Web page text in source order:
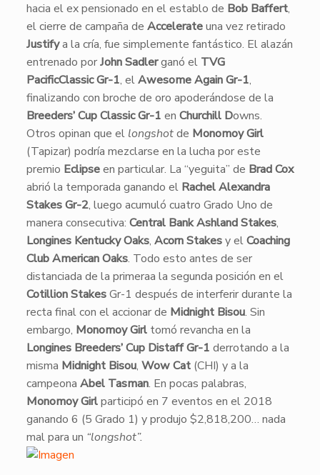
hacia el ex pensionado en el establo de Bob Baffert,
el cierre de campaña de Accelerateuna vez retirado
Justifya la cría, fue simplemente fantástico. El alazán
entrenado porJohn Sadlerganó el TVG
PacificClassic Gr-1, elAwesome Again Gr-1,
finalizando con broche de oro apoderándose de la
Breeders’ Cup Classic Gr-1 en Churchill Downs.
Otros opinan que el longshotde Monomoy Girl
(Tapizar) podría mezclarse en la lucha por este
premio Eclipseen particular. La “yeguita” de Brad Cox
abrió la temporada ganando el Rachel Alexandra
Stakes Gr-2, luego acumuló cuatro Grado Uno de
manera consecutiva: Central Bank Ashland Stakes,
Longines Kentucky Oaks, Acorn Stakesy elCoaching
Club American Oaks. Todo esto antes de ser
distanciada de la primeraa la segunda posición en el
Cotillion StakesGr-1 después de interferir durante la
recta final con el accionar de Midnight Bisou. Sin
embargo, Monomoy Girltomó revancha en la
Longines Breeders’ Cup Distaff Gr-1 derrotando a la
misma Midnight Bisou, Wow Cat(CHI) y a la
campeona Abel Tasman. En pocas palabras,
Monomoy Girlparticipó en 7 eventos en el 2018
ganando 6 (5 Grado 1) y produjo $2,818,200… nada
mal para un “longshot”.